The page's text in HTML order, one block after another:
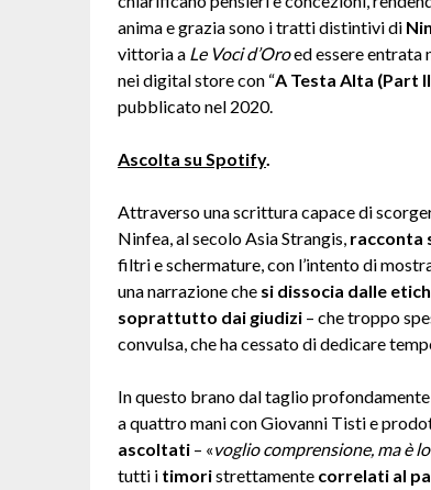
anima e grazia sono i tratti distintivi di
vittoria a Le Voci d’Oroed essere entrata
nei digital store con “A Testa Alta (Part
pubblicato nel 2020.
Ascolta su Spotify.
Attraverso una scrittura capace di
Ninfea, al secolo Asia Strangis, racconta
filtri e schermature, con l’intento di
una narrazione che si dissocia dalle
soprattutto dai giudizi – che troppo
convulsa, che ha cessato di dedicare
In questo brano dal taglio
a quattro mani con Giovanni Tisti e
ascoltati – «voglio comprensione, ma è
tutti i timoristrettamente correlati al